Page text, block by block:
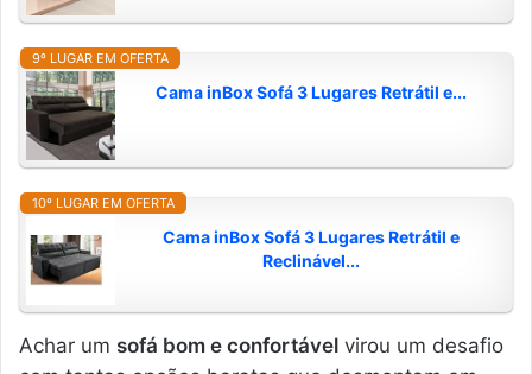
9º LUGAR EM OFERTA
Cama inBox Sofá 3 Lugares Retrátil e...
10º LUGAR EM OFERTA
Cama inBox Sofá 3 Lugares Retrátil e
Reclinável...
Achar um sofá bom e confortável virou um desafio